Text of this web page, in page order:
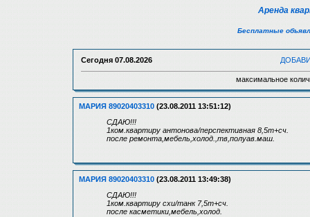
Аренда
Бесплатные
Сегодня 07.08.2026
максимальное
МАРИЯ 89020403310 (23.08.2011 13:51:12)
СДАЮ!!!
1ком.квартиру антонова/перспективная 8,5т+сч.
после ремонта,мебель,холод.,тв,полуав.маш.
МАРИЯ 89020403310 (23.08.2011 13:49:38)
СДАЮ!!!
1ком.квартиру схи/танк 7,5т+сч.
после касметики,мебель,холод.